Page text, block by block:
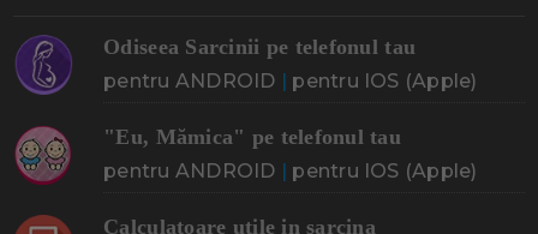
Odiseea Sarcinii pe telefonul tau
pentru ANDROID | pentru IOS (Apple)
"Eu, Mămica" pe telefonul tau
pentru ANDROID | pentru IOS (Apple)
Calculatoare utile in sarcina